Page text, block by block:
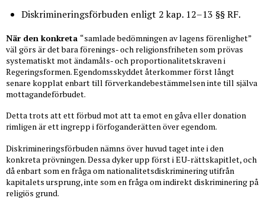
Diskrimineringsförbuden enligt 2 kap. 12–13 §§ RF.
När den konkreta “samlade bedömningen av lagens förenlighet”
väl görs är det bara förenings- och religionsfriheten som prövas
systematiskt mot ändamåls- och proportionalitetskraven i
Regeringsformen. Egendomsskyddet återkommer först långt
senare kopplat enbart till förverkandebestämmelsen inte till själva
mottagandeförbudet.
Detta trots att ett förbud mot att ta emot en gåva eller donation
rimligen är ett ingrepp i förfoganderätten över egendom.
Diskrimineringsförbuden nämns över huvud taget inte i den
konkreta prövningen. Dessa dyker upp först i EU-rättskapitlet, och
då enbart som en fråga om nationalitetsdiskriminering utifrån
kapitalets ursprung, inte som en fråga om indirekt diskriminering på
religiös grund.